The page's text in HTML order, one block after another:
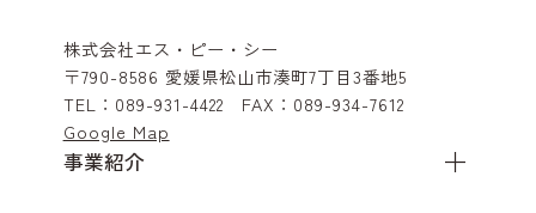
株式会社エス・ピー・シー
〒790-8586 愛媛県松山市湊町7丁目3番地5
TEL： 089-931-4422 FAX： 089-934-7612
Google Map
事業紹介